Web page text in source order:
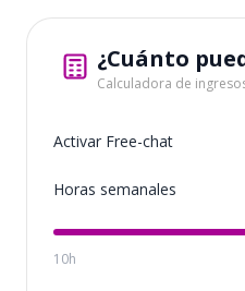
¿Cuánto
Calculadora de
Activar Free-chat
Horas semanales
10h